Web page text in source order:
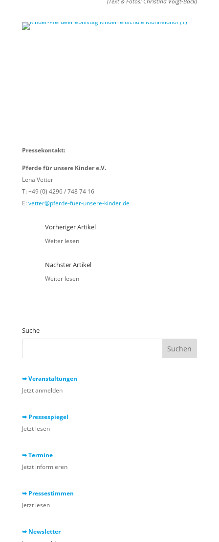
Pressekontakt:
Pferde für unsere Kinder e.V.
Lena Vetter
T: +49 (0) 4296 / 748 74 16
E:vetter@pferde-fuer-unsere-kinder.de
Vorheriger Artikel
Weiter lesen
Nächster Artikel
Weiter lesen
Suche
➥ Veranstaltungen
Jetzt anmelden
➥ Pressespiegel
Jetzt lesen
➥ Termine
Jetzt informieren
➥ Pressestimmen
Jetzt lesen
➥ Newsletter